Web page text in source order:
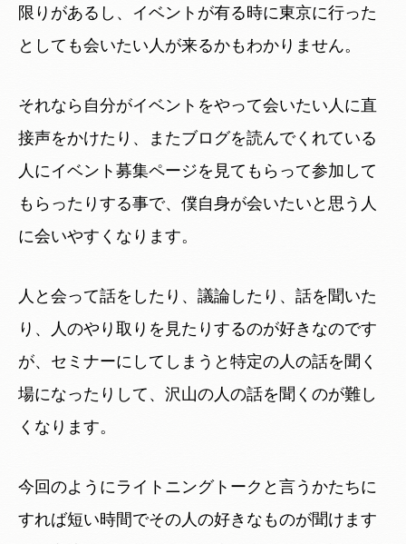
限りがあるし、イベントが有る時に東京に行った
としても会いたい人が来るかもわかりません。
それなら自分がイベントをやって会いたい人に直
接声をかけたり、またブログを読んでくれている
人にイベント募集ページを見てもらって参加して
もらったりする事で、僕自身が会いたいと思う人
に会いやすくなります。
人と会って話をしたり、議論したり、話を聞いた
り、人のやり取りを見たりするのが好きなのです
が、セミナーにしてしまうと特定の人の話を聞く
場になったりして、沢山の人の話を聞くのが難し
くなります。
今回のようにライトニングトークと言うかたちに
すれば短い時間でその人の好きなものが聞けます